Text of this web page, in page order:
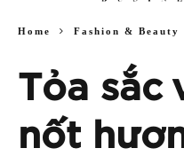
Home Fashion & Beauty
Tỏa sắc
nốt